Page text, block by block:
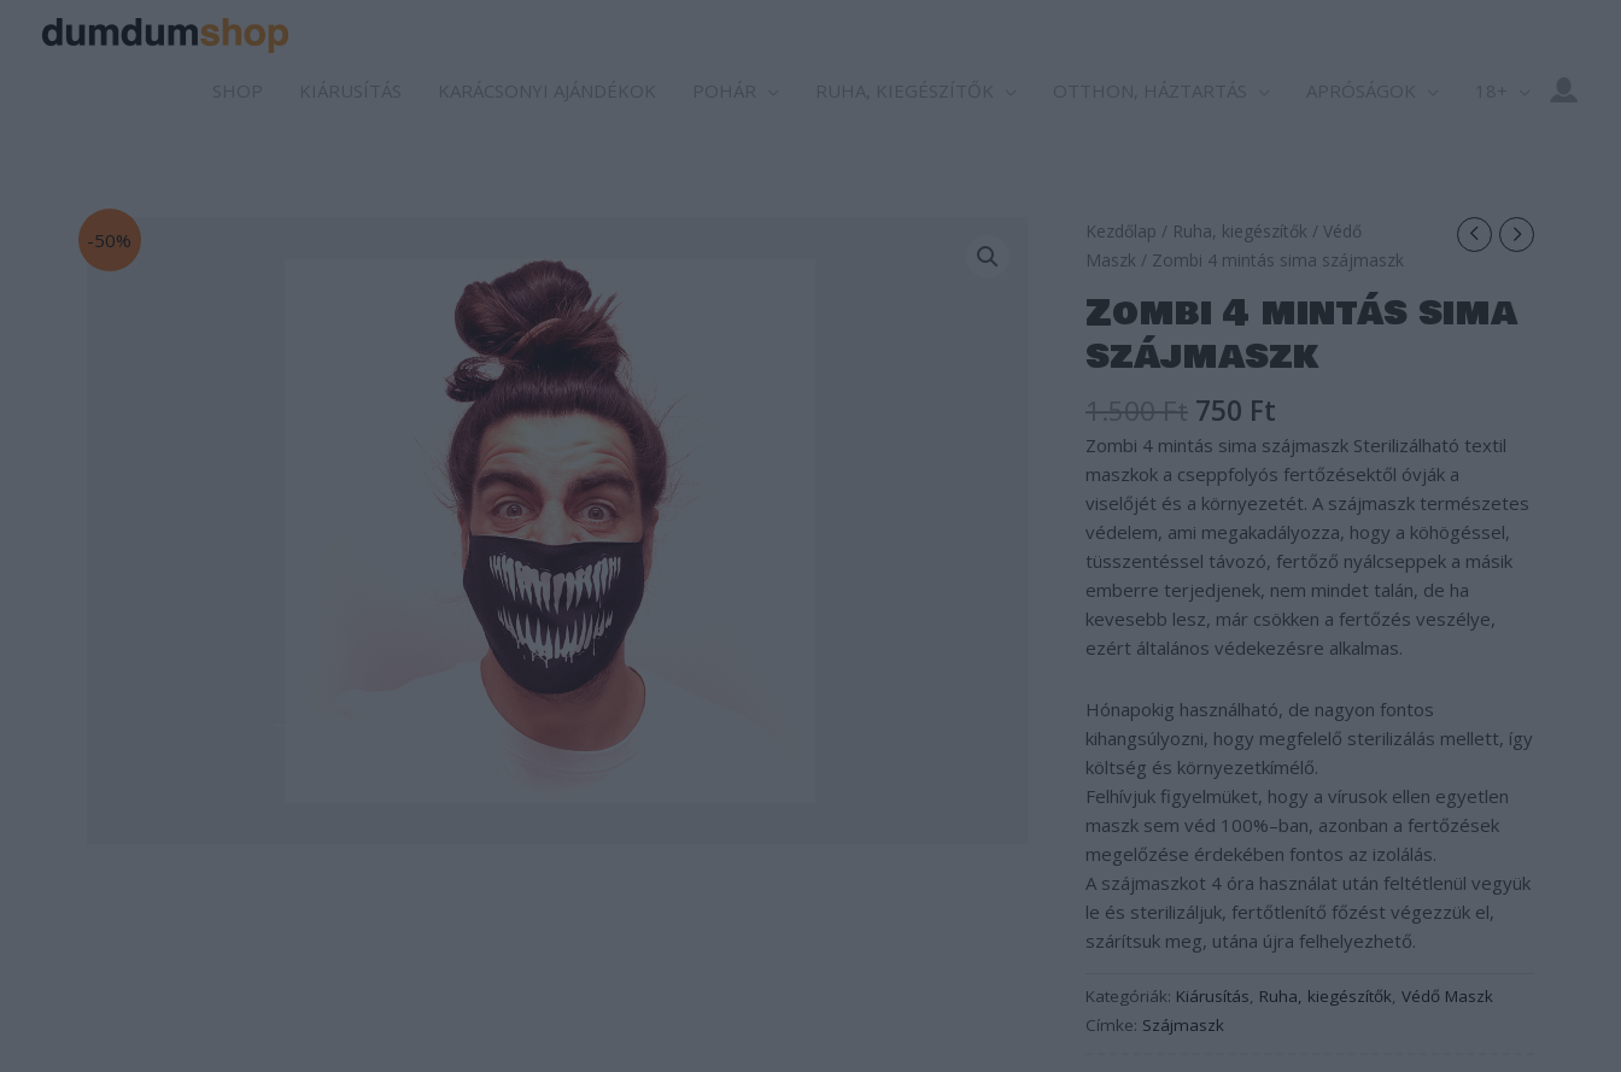
-50% Kezdőlap / Ruha, kiegészítők / Védő
Maszk / Zombi 4 mintás sima szájmaszk
Zombi 4 mintás sima
szájmaszk
1.500Ft
Original
price
1.500 Ft.
750 Ft
Current
price
750 Ft.
Zombi 4 mintás sima szájmaszk Sterilizálható textil
maszkok a cseppfolyós fertőzésektől óvják a
viselőjét és a környezetét. A szájmaszk természetes
védelem, ami megakadályozza, hogy a köhögéssel,
tüsszentéssel távozó, fertőző nyálcseppek a másik
emberre terjedjenek, nem mindet talán, de ha
kevesebb lesz, már csökken a fertőzés veszélye,
ezért általános védekezésre alkalmas.
Hónapokig használható, de nagyon fontos
kihangsúlyozni, hogy megfelelő sterilizálás mellett, így
költség és környezetkímélő.
Felhívjuk figyelmüket, hogy a vírusok ellen egyetlen
maszk sem véd 100%–ban, azonban a fertőzések
megelőzése érdekében fontos az izolálás.
A szájmaszkot 4 óra használat után feltétlenül vegyük
le és sterilizáljuk, fertőtlenítő főzést végezzük el,
szárítsuk meg, utána újra felhelyezhető.
Kategóriák: Kiárusítás, Ruha, kiegészítők, Védő Maszk
Címke: Szájmaszk